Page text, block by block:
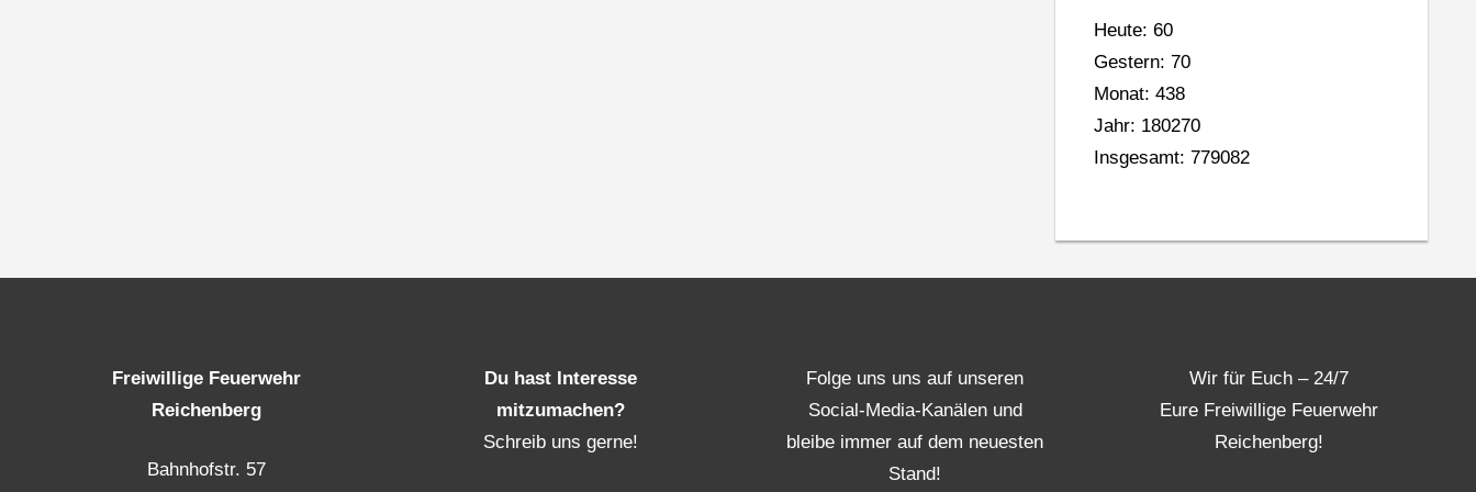
Heute: 60
Gestern: 70
Monat: 438
Jahr: 180270
Insgesamt: 779082
Freiwillige Feuerwehr
Reichenberg
Bahnhofstr. 57
Du hast Interesse
mitzumachen?
Schreib uns gerne!
Folge uns uns auf unseren
Social-Media-Kanälen und
bleibe immer auf dem neuesten
Stand!
Wir für Euch – 24/7
Eure Freiwillige Feuerwehr
Reichenberg!